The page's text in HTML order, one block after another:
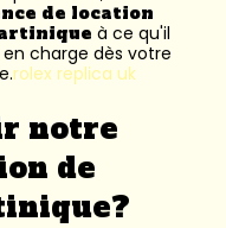
de location
à ce qu'il
charge dès votre
rolex replica uk
notre
de